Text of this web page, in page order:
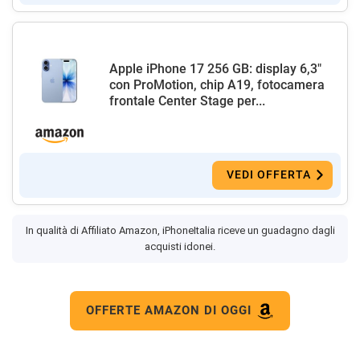
Apple iPhone 17 256 GB: display 6,3"
con ProMotion, chip A19, fotocamera
frontale Center Stage per...
VEDI OFFERTA
In qualità di Affiliato Amazon, iPhoneItalia riceve un guadagno dagli
acquisti idonei.
OFFERTE AMAZON DI OGGI